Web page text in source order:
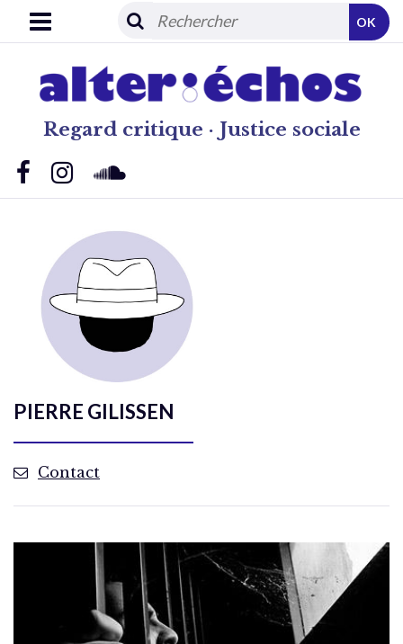
Regard critique · Justice sociale
OK
PIERRE GILISSEN
Contact